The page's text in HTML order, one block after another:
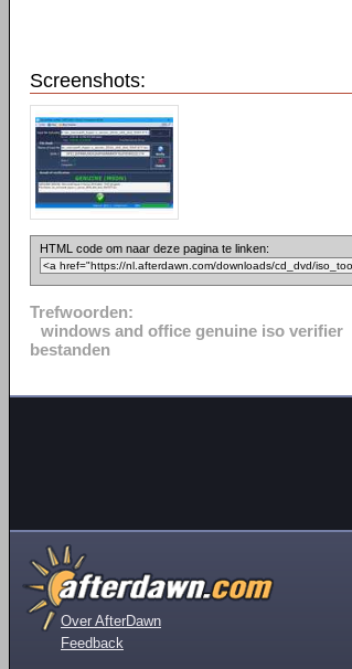
Screenshots:
HTML code om naar deze pagina te linken:
Trefwoorden:
windows and office genuine iso verifier
bestanden
Over AfterDawn
Feedback